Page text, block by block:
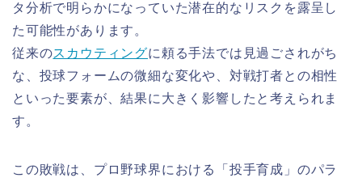
タ分析で明らかになっていた潜在的なリスクを露呈し
た可能性があります。
従来のスカウティングに頼る手法では見過ごされがち
な、投球フォームの微細な変化や、対戦打者との相性
といった要素が、結果に大きく影響したと考えられま
す。
この敗戦は、プロ野球界における「投手育成」のパラ